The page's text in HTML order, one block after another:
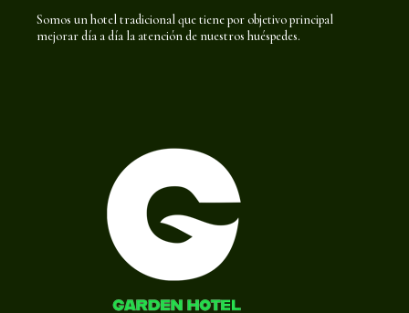
Somos un hotel tradicional que tiene por objetivo principal
mejorar día a día la atención de nuestros huéspedes.